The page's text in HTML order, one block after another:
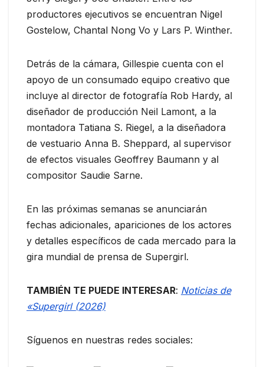
productores ejecutivos se encuentran Nigel
Gostelow, Chantal Nong Vo y Lars P. Winther.
Detrás de la cámara, Gillespie cuenta con el
apoyo de un consumado equipo creativo que
incluye al director de fotografía Rob Hardy, al
diseñador de producción Neil Lamont, a la
montadora Tatiana S. Riegel, a la diseñadora
de vestuario Anna B. Sheppard, al supervisor
de efectos visuales Geoffrey Baumann y al
compositor Saudie Sarne.
En las próximas semanas se anunciarán
fechas adicionales, apariciones de los actores
y detalles específicos de cada mercado para la
gira mundial de prensa de Supergirl.
TAMBIÉN TE PUEDE INTERESAR: Noticias de
«Supergirl (2026)
Síguenos en nuestras redes sociales: